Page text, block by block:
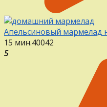
Апельсиновый мармелад
15 мин.40042
5